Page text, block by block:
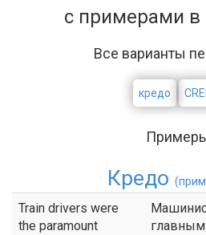
с примерами в
Все варианты
кредо
Кредо
Train drivers were
the paramount